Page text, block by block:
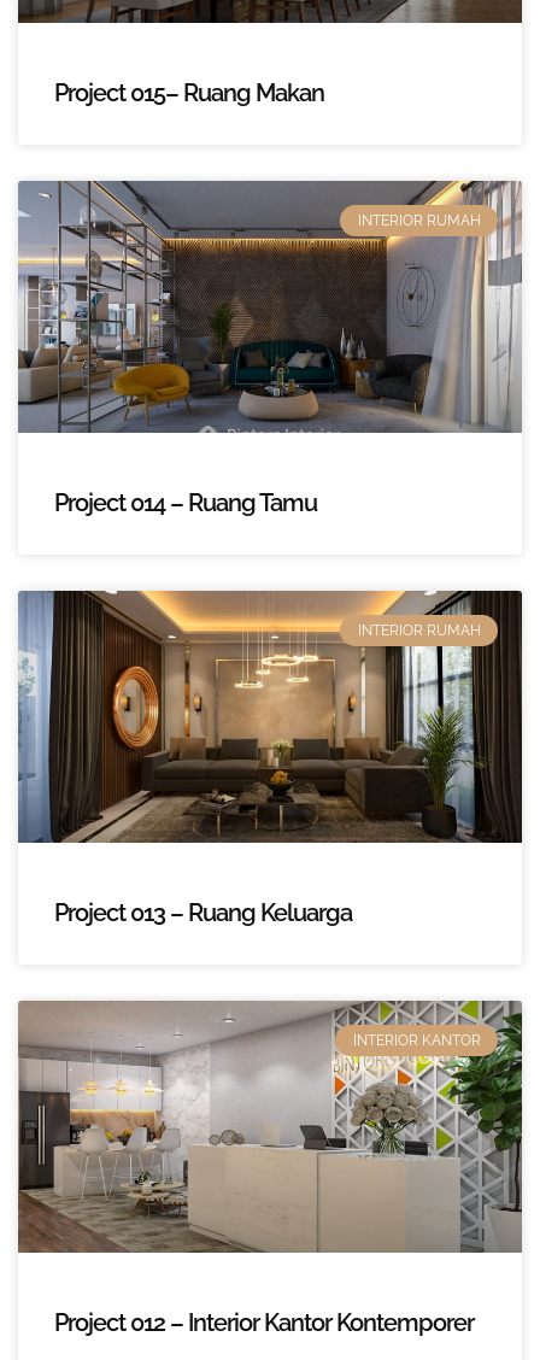
Project 015– Ruang Makan
INTERIOR RUMAH
Project 014 – Ruang Tamu
INTERIOR RUMAH
Project 013 – Ruang Keluarga
INTERIOR KANTOR
Project 012 – Interior Kantor Kontemporer